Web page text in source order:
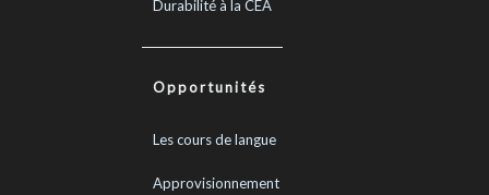
Durabilité à la CEA
Opportunités
Les cours de langue
Approvisionnement